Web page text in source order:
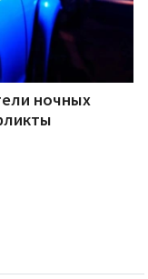
ночных